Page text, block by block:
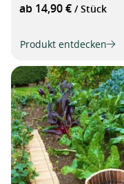
ab 14,90 € / Stück
Produkt entdecken